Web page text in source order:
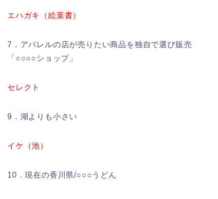
エハガキ（絵葉書）
7．アパレルの店が売りたい商品を独自で選び販売
「○○○○ショップ」
セレクト
9．湖よりも小さい
イケ（池）
10．現在の香川県/○○○うどん